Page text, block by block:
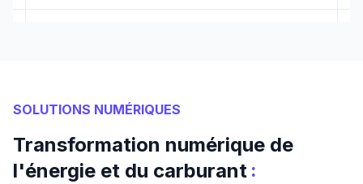
SOLUTIONS NUMÉRIQUES
Transformation numérique de
l'énergie et du carburant :